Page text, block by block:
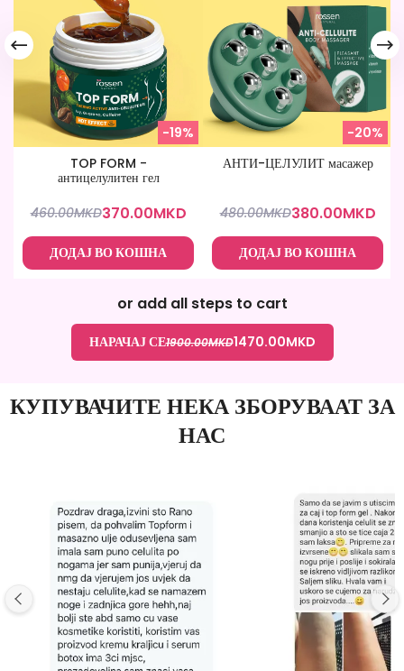
-19%
TOP FORM -
антицелулитен гел
460.00MKD370.00MKD
ДОДАЈ ВО КОШНА
-20%
АНТИ-ЦЕЛУЛИТ масажер
480.00MKD380.00MKD
ДОДАЈ ВО КОШНА
or add all steps to cart
НАРАЧАЈ СЕ1900.00MKD1470.00MKD
КУПУВАЧИТЕ НЕКА ЗБОРУВААТ ЗА
НАС